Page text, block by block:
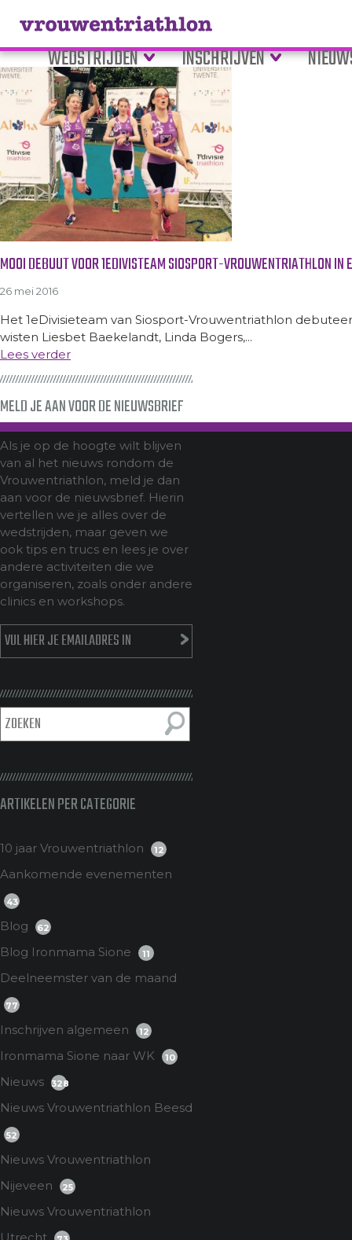
WEDSTRIJDEN INSCHRIJVEN
Tag Archive: mini
MOOI DEBUUT VOOR 1EDIVISTEAM SIOSPORT-VROUWENTRIATHLON IN
26 mei 2016
Het 1eDivisieteam van Siosport-Vrouwentriathlon
wisten Liesbet Baekelandt, Linda Bogers,...
Lees verder
MELD JE AAN VOOR DE NIEUWSBRIEF
Als je op de hoogte wilt blijven
van al het nieuws rondom de
Vrouwentriathlon, meld je dan
aan voor de nieuwsbrief. Hierin
vertellen we je alles over de
wedstrijden, maar geven we
ook tips en trucs en lees je over
andere activiteiten die we
organiseren, zoals onder andere
clinics en workshops.
ARTIKELEN PER CATEGORIE
10 jaar Vrouwentriathlon 12
Aankomende evenementen
43
Blog 62
Blog Ironmama Sione 11
Deelneemster van de maand
77
Inschrijven algemeen 12
Ironmama Sione naar WK 10
Nieuws 328
Nieuws Vrouwentriathlon Beesd
52
Nieuws Vrouwentriathlon
Nijeveen
25
Nieuws Vrouwentriathlon